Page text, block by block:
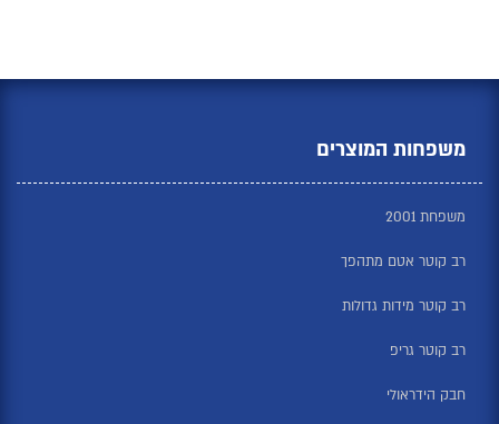
משפחות המוצרים
משפחת 2001
רב קוטר אטם מתהפך
רב קוטר מידות גדולות
רב קוטר גריפ
חבק הידראולי